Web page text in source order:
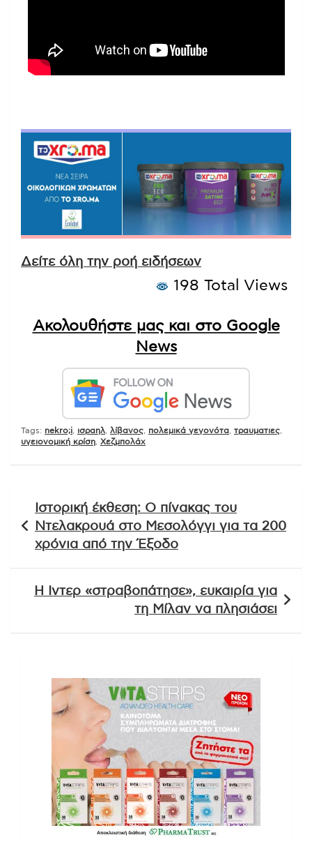
Δείτε όλη την ροή ειδήσεων
198 Total Views
Ακολουθήστε μας και στο Google
News
Tags: nekro;i ισραηλ λίβανος πολεμικά γεγονότα τραυματιες
υγειονομική κρίση Χεζμπολάχ
άρθρων
Ιστορική έκθεση: Ο πίνακας του
Ντελακρουά στο Μεσολόγγι για τα 200
χρόνια από την Έξοδο
Η Ιντερ «στραβοπάτησε», ευκαιρία για
τη Μίλαν να πλησιάσει